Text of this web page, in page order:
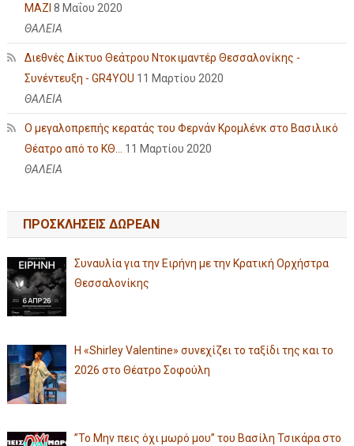
ΜΑΖΙ 8 Μαΐου 2020
ΘΑΛΕΙΑ
Διεθνές Δίκτυο Θεάτρου Ντοκιμαντέρ Θεσσαλονίκης -
Συνέντευξη - GR4YOU 11 Μαρτίου 2020
ΘΑΛΕΙΑ
Ο μεγαλοπρεπής κερατάς του Φερνάν Κρομλένκ στο Βασιλικό
Θέατρο από το ΚΘ...
11 Μαρτίου 2020
ΘΑΛΕΙΑ
ΠΡΟΣΚΛΗΣΕΙΣ ΔΩΡΕΑΝ
Συναυλία για την Ειρήνη με την Κρατική Ορχήστρα
Θεσσαλονίκης
Η «Shirley Valentine» συνεχίζει το ταξίδι της και το
2026 στο Θέατρο Σοφούλη
”Το Μην πεις όχι μωρό μου” του Βασίλη Τσικάρα στο